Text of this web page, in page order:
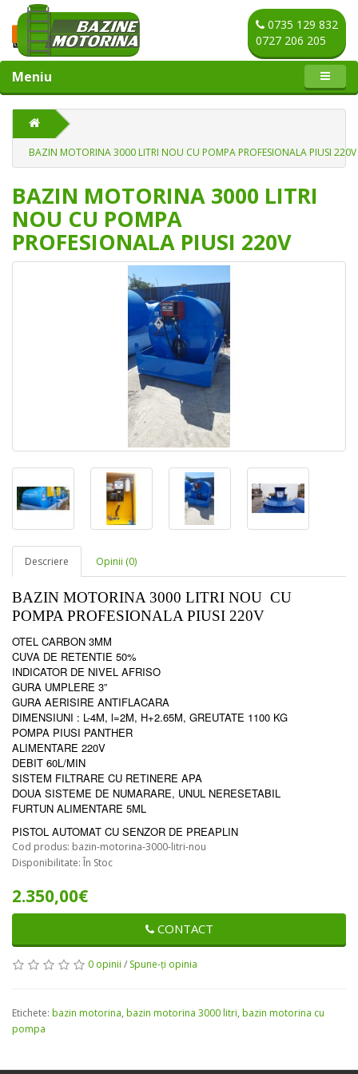
0735 129 832
0727 206 205
Meniu
BAZIN MOTORINA 3000 LITRI NOU CU POMPA PROFESIONALA PIUSI 220V
BAZIN MOTORINA 3000 LITRI
NOU CU POMPA
PROFESIONALA PIUSI 220V
Descriere Opinii (0)
BAZIN MOTORINA 3000 LITRI NOU CU
POMPA PROFESIONALA PIUSI 220V
OTEL CARBON 3MM
CUVA DE RETENTIE 50%
INDICATOR DE NIVEL AFRISO
GURA UMPLERE 3”
GURA AERISIRE ANTIFLACARA
DIMENSIUNI : L-4M, l=2M, H+2.65M, GREUTATE 1100 KG
POMPA PIUSI PANTHER
ALIMENTARE 220V
DEBIT 60L/MIN
SISTEM FILTRARE CU RETINERE APA
DOUA SISTEME DE NUMARARE, UNUL NERESETABIL
FURTUN ALIMENTARE 5ML
PISTOL AUTOMAT CU SENZOR DE PREAPLIN
Cod produs: bazin-motorina-3000-litri-nou
Disponibilitate: În Stoc
2.350,00€
CONTACT
0 opinii / Spune-ţi opinia
Etichete: bazin motorina, bazin motorina 3000 litri, bazin motorina cu
pompa